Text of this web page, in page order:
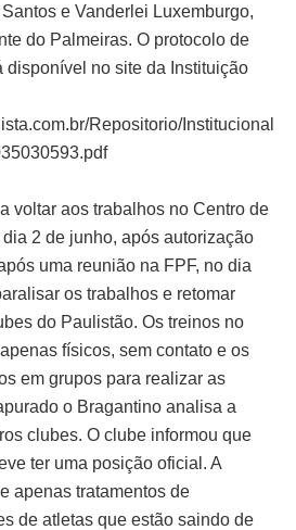
e Vanderlei Luxemburgo,
do Palmeiras. O protocolo de
disponível no site da Instituição
Repositorio/Institucional
voltar aos trabalhos no Centro de
2 de junho, após autorização
uma reunião na FPF, no dia
os trabalhos e retomar
do Paulistão. Os treinos no
físicos, sem contato e os
em grupos para realizar as
o Bragantino analisa a
clubes. O clube informou que
ter uma posição oficial. A
apenas tratamentos de
de atletas que estão saindo de